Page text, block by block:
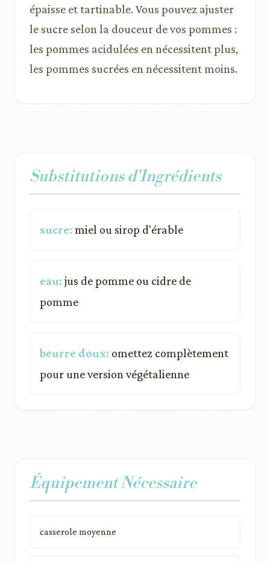
épaisse et tartinable. Vous pouvez ajuster
le sucre selon la douceur de vos pommes :
les pommes acidulées en nécessitent plus,
les pommes sucrées en nécessitent moins.
Substitutions d'Ingrédients
sucre: miel ou sirop d'érable
eau: jus de pomme ou cidre de
pomme
beurre doux: omettez complètement
pour une version végétalienne
Équipement Nécessaire
casserole moyenne